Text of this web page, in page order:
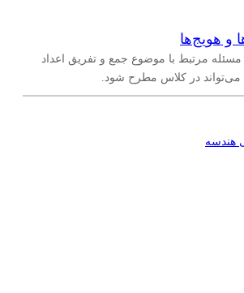
و هویج‌ها
مسئله مرتبط با موضوع جمع و تفریق اعداد
در کلاس مطرح شود.